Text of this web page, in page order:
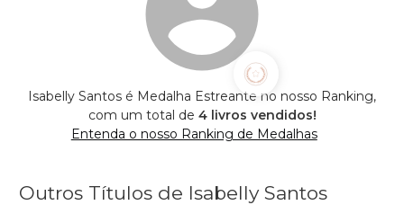
Isabelly Santos é Medalha Estreante no nosso Ranking,
com um total de 4 livros vendidos!
Entenda o nosso Ranking de Medalhas
Outros Títulos de Isabelly Santos